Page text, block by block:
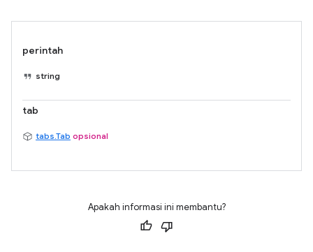
perintah
string
tab
tabs.Tab opsional
Apakah informasi ini membantu?